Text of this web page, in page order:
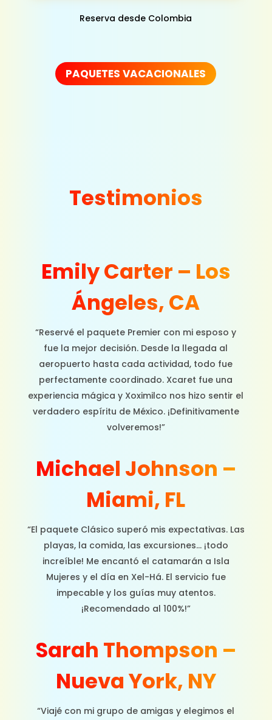
Reserva desde Colombia
PAQUETES VACACIONALES
Testimonios
Emily Carter – Los
Ángeles, CA
“Reservé el paquete Premier con mi esposo y
fue la mejor decisión. Desde la llegada al
aeropuerto hasta cada actividad, todo fue
perfectamente coordinado. Xcaret fue una
experiencia mágica y Xoximilco nos hizo sentir el
verdadero espíritu de México. ¡Definitivamente
volveremos!”
Michael Johnson –
Miami, FL
“El paquete Clásico superó mis expectativas. Las
playas, la comida, las excursiones… ¡todo
increíble! Me encantó el catamarán a Isla
Mujeres y el día en Xel-Há. El servicio fue
impecable y los guías muy atentos.
¡Recomendado al 100%!”
Sarah Thompson –
Nueva York, NY
“Viajé con mi grupo de amigas y elegimos el